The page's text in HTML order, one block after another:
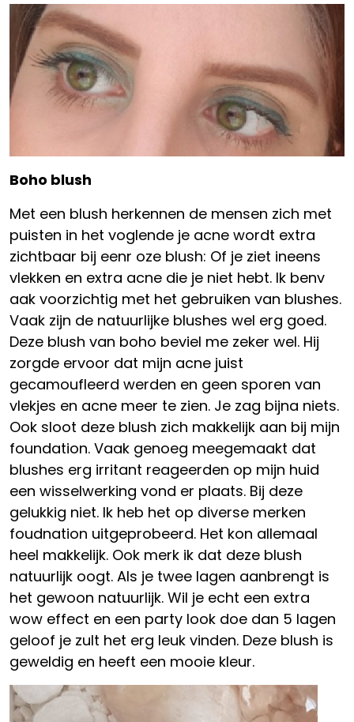
Boho blush
Met een blush herkennen de mensen zich met
puisten in het voglende je acne wordt extra
zichtbaar bij eenr oze blush: Of je ziet ineens
vlekken en extra acne die je niet hebt. Ik benv
aak voorzichtig met het gebruiken van blushes.
Vaak zijn de natuurlijke blushes wel erg goed.
Deze blush van boho beviel me zeker wel. Hij
zorgde ervoor dat mijn acne juist
gecamoufleerd werden en geen sporen van
vlekjes en acne meer te zien. Je zag bijna niets.
Ook sloot deze blush zich makkelijk aan bij mijn
foundation. Vaak genoeg meegemaakt dat
blushes erg irritant reageerden op mijn huid
een wisselwerking vond er plaats. Bij deze
gelukkig niet. Ik heb het op diverse merken
foudnation uitgeprobeerd. Het kon allemaal
heel makkelijk. Ook merk ik dat deze blush
natuurlijk oogt. Als je twee lagen aanbrengt is
het gewoon natuurlijk. Wil je echt een extra
wow effect en een party look doe dan 5 lagen
geloof je zult het erg leuk vinden. Deze blush is
geweldig en heeft een mooie kleur.